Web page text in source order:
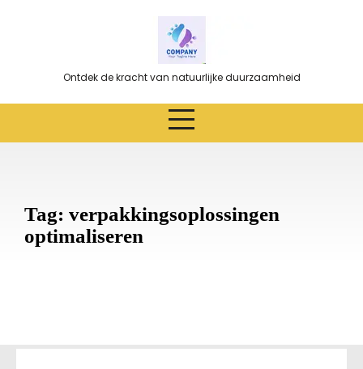
Ontdek de kracht van natuurlijke duurzaamheid
Tag: verpakkingsoplossingen
optimaliseren